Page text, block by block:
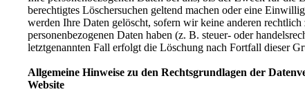
berechtigtes Löschersuchen geltend machen oder eine
werden Ihre Daten gelöscht, sofern wir keine anderen
personenbezogenen Daten haben (z. B. steuer- oder
letztgenannten Fall erfolgt die Löschung nach Fortfall dieser
Allgemeine Hinweise zu den Rechtsgrundlagen der
Website